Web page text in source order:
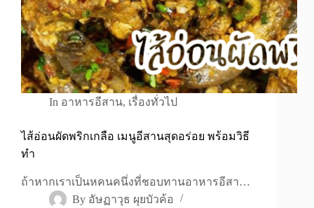
In อาหารอีสาน, เรื่องทั่วไป
ไส้อ่อนผัดพริกเกลือ เมนูอีสานสุดอร่อย พร้อมวิธี
ทำ
ถ้าหากเราเป็นหคนคนึ่งที่ชอบทานอาหารอีสา…
By อัษฏาวุธ ผุยบัวค้อ